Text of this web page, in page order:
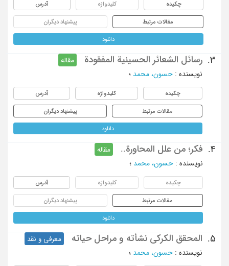
چکیده کلیدواژه آدرس
مقالات مرتبط پیشنهاد دیگران
دانلود
3. رسائل الشعائر الحسینیة المفقودة
مقاله
نویسنده : حسون، محمد ؛
چکیده کلیدواژه آدرس
مقالات مرتبط پیشنهاد دیگران
دانلود
4. فکر؛ من علل المحاورة..
مقاله
نویسنده : حسون، محمد ؛
چکیده کلیدواژه آدرس
مقالات مرتبط پیشنهاد دیگران
دانلود
5. المحقق الکرکی نشأته و مراحل حیاته
معرفی و نقد
نویسنده : حسون، محمد ؛